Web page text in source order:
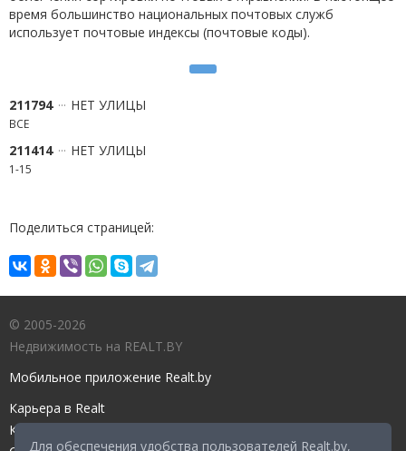
Для обеспечения удобства пользователей Realt.by,
время большинство национальных почтовых служб
использует почтовые индексы (почтовые коды).
211794 НЕТ УЛИЦЫ
ВСЕ
211414 НЕТ УЛИЦЫ
1-15
Поделиться страницей:
© 2005-2026
Недвижимость на REALT.BY
Мобильное приложение Realt.by
Карьера в Realt
Контакты редакции